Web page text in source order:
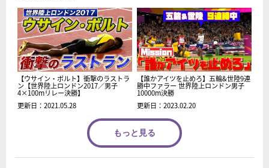
【ウサイン・ボルト】衝撃のラストラ
ン【世界陸上ロンドン2017／男子
4×100mリレー決勝】
更新日：2021.05.28
【誰かアイツを止めろ】五輪&世陸9連
勝中ファラー 世界陸上ロンドン男子
10000m決勝
更新日：2023.02.20
もっと見る